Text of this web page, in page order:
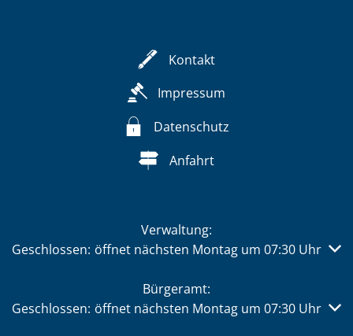
Kontakt
Impressum
Datenschutz
Anfahrt
Verwaltung:
Klicken, um weitere Öffnungs- oder Schließzeiten
Geschlossen: öffnet nächsten Montag um 07:30 Uhr
Bürgeramt:
Klicken, um weitere Öffnungs- oder Schließzeiten
Geschlossen: öffnet nächsten Montag um 07:30 Uhr